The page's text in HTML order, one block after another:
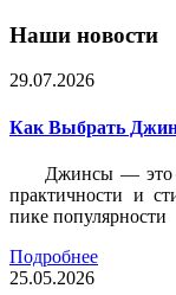
Наши новости
29.07.2026
Как Выбрать
Джинсы — это
практичности и
пике популярности
Подробнее
25.05.2026